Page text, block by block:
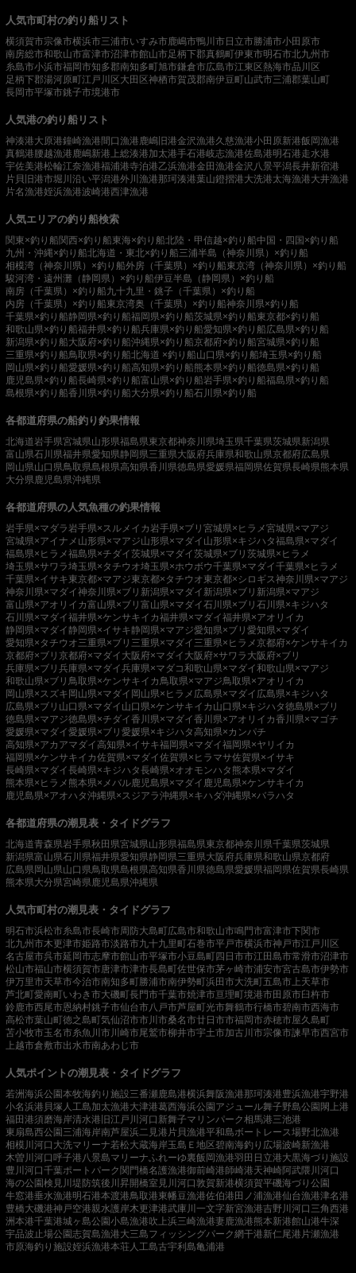
人気市町村の釣り船リスト
横須賀市宗像市横浜市三浦市いすみ市鹿嶋市鴨川市 日立市勝浦市小田原市
南房総市和歌山市富津市沼津市館山市足柄下郡真鶴町伊東市明石市北九州市
糸島市小浜市福岡市知多郡南知多町旭市鎌倉市広島市江東区熱海市品川区
足柄下郡湯河原町江戸川区 大田区神栖市賀茂郡南伊豆町山武市三浦郡葉山町
長岡市平塚市銚子市境港市
人気港の釣り船リスト
神湊港大原港鐘崎漁港 間口漁港鹿嶋旧港金沢漁港久慈漁港小田原新港飯岡漁港
真鶴港 腰越漁港鹿嶋新港 上総湊港加太港手石港岐志漁港佐島港明石港走水港
宇佐美港松輪江奈漁港福浦港寺泊港乙浜漁港金田漁港金沢八景平潟長井新宿港
片貝旧港市堀川沿い平潟港外川漁港那珂湊港葉山鐙摺港大洗港太海漁港大井漁港
片名漁港姪浜漁港波崎港西津漁港
人気エリアの釣り船検索
関東×釣り船関西×釣り船東海×釣り船北陸・甲信越×釣り船中国・四国×釣り船
九州・沖縄×釣り船北海道・東北×釣り船三浦半島（神奈川県）×釣り船
相模湾（神奈川県）×釣り船外房（千葉県）×釣り船東京湾（神奈川県）×釣り船
駿河湾・遠州灘（静岡県）×釣り船伊豆半島（静岡県）×釣り船
南房（千葉県）×釣り船九十九里・銚子（千葉県）×釣り船
内房（千葉県）×釣り船東京湾奥（千葉県）×釣り船神奈川県×釣り船
千葉県×釣り船静岡県×釣り船福岡県×釣り船茨城県×釣り船東京都×釣り船
和歌山県×釣り船福井県×釣り船兵庫県×釣り船愛知県×釣り船広島県×釣り船
新潟県×釣り船大阪府×釣り船沖縄県×釣り船京都府×釣り船宮城県×釣り船
三重県×釣り船鳥取県×釣り船北海道 ×釣り船山口県×釣り船埼玉県×釣り船
岡山県×釣り船愛媛県×釣り船高知県×釣り船熊本県×釣り船徳島県×釣り船
鹿児島県×釣り船長崎県×釣り船富山県×釣り船岩手県×釣り船福島県×釣り船
島根県×釣り船香川県×釣り船大分県×釣り船石川県×釣り船
各都道府県の船釣り釣果情報
北海道岩手県宮城県山形県福島県東京都神奈川県埼玉県千葉県茨城県新潟県
富山県石川県福井県愛知県静岡県三重県大阪府兵庫県和歌山県京都府広島県
岡山県山口県鳥取県島根県高知県香川県徳島県愛媛県福岡県佐賀県長崎県熊本県
大分県鹿児島県沖縄県
各都道府県の人気魚種の釣果情報
岩手県×マダラ岩手県×スルメイカ岩手県×ブリ 宮城県×ヒラメ宮城県×マアジ
宮城県×アイナメ 山形県×マアジ山形県×マダイ 山形県×キジハタ福島県×マダイ
福島県×ヒラメ福島県×チダイ茨城県×マダイ茨城県×ブリ 茨城県×ヒラメ
埼玉県×サワラ埼玉県×タチウオ埼玉県×ホウボウ千葉県×マダイ千葉県×ヒラメ
千葉県×イサキ東京都×マアジ東京都×タチウオ東京都×シロギス神奈川県×マアジ
神奈川県×マダイ神奈川県×ブリ 新潟県×マダイ 新潟県×ブリ 新潟県×マアジ
富山県×アオリイカ富山県×ブリ 富山県×マダイ石川県×ブリ 石川県×キジハタ
石川県×マダイ福井県×ケンサキイカ福井県×マダイ福井県×アオリイカ
静岡県×マダイ 静岡県×イサキ静岡県×マアジ愛知県×ブリ 愛知県×マダイ
愛知県×タチウオ三重県×ブリ 三重県×マダイ 三重県×ヒラメ京都府×ケンサキイカ
京都府×ブリ 京都府×マダイ 大阪府×マダイ 大阪府×サワラ 大阪府×ブリ
兵庫県×ブリ 兵庫県×マダイ兵庫県×マダコ和歌山県×マダイ和歌山県×マアジ
和歌山県×ブリ 鳥取県×ケンサキイカ鳥取県×マアジ鳥取県×アオリイカ
岡山県×スズキ 岡山県×マダイ 岡山県×ヒラメ 広島県×マダイ 広島県×キジハタ
広島県×ブリ 山口県×マダイ 山口県×ケンサキイカ 山口県×キジハタ徳島県×ブリ
徳島県×マアジ徳島県×チダイ香川県×マダイ香川県×アオリイカ香川県×マゴチ
愛媛県×マダイ愛媛県×ブリ 愛媛県×キジハタ高知県×カンパチ
高知県×アカアマダイ高知県×イサキ福岡県×マダイ福岡県×ヤリイカ
福岡県×ケンサキイカ佐賀県×マダイ佐賀県×ヒラマサ佐賀県×イサキ
長崎県×マダイ長崎県×キジハタ長崎県×オオモンハタ 熊本県×マダイ
熊本県×ヒラメ 熊本県×メバル鹿児島県×マダイ 鹿児島県×ケンサキイカ
鹿児島県×アオハタ沖縄県×スジアラ沖縄県×キハダ沖縄県×バラハタ
各都道府県の潮見表・タイドグラフ
北海道青森県岩手県秋田県宮城県山形県福島県東京都神奈川県千葉県茨城県
新潟県富山県石川県福井県愛知県静岡県三重県大阪府兵庫県和歌山県京都府
広島県岡山県山口県鳥取県島根県高知県香川県徳島県愛媛県福岡県佐賀県長崎県
熊本県大分県宮崎県鹿児島県沖縄県
人気市町村の潮見表・タイドグラフ
明石市浜松市糸島市長崎市周防大島町広島市和歌山市鳴門市富津市下関市
北九州市木更津市姫路市淡路市九十九里町石巻市平戸市横浜市神戸市江戸川区
名古屋市呉市延岡市志摩市館山市平塚市小豆島町四日市市江田島市常滑市沼津市
松山市福山市横須賀市唐津市津市長島町佐世保市茅ヶ崎市浦安市宮古島市伊勢市
伊万里市天草市今治市南知多町勝浦市南伊勢町浜田市大洗町五島市 上天草市
芦北町愛南町いわき市大磯町長門市千葉市焼津市亘理町境港市田原市臼杵市
鈴鹿市西尾市恩納村銚子市仙台市八戸市芦屋町光市舞鶴市行橋市碧南市西海市
高松市葉山町徳之島町気仙沼市市川市桑名市廿日市市福岡市赤穂市屋久島町
苫小牧市玉名市糸魚川市川崎市尾鷲市柳井市宇土市加古川市宗像市諫早市西宮市
上越市倉敷市出水市南あわじ市
人気ポイントの潮見表・タイドグラフ
若洲海浜公園本牧海釣り施設三番瀬鹿島港横浜舞阪漁港那珂湊港豊浜漁港宇野港
小名浜港 貝塚人工島加太漁港大津港葛西海浜公園 アジュール舞子野島公園 閖上港
福田港須磨海岸清水港 旧江戸川河口 新舞子マリンパーク相馬港三池港
東扇島西公園 三浦海岸南芦屋浜二見港 片貝漁港平和島ボートレース場野北漁港
相模川河口 大洗マリーナ若松大蔵海岸玉島Ｅ地区碧南海釣り広場波崎新漁港
木曽川河口呼子港八景島マリーナふれーゆ裏飯岡漁港羽田 日立港大黒海づり施設
豊川河口千葉ポートパーク 関門橋名護漁港御前崎港師崎港天神崎 阿武隈川河口
海の公園検見川堤防筑後川昇開橋室見川河口敦賀新港横須賀平磯海づり公園
牛窓港垂水漁港明石港本渡港鳥取港東幡豆漁港佐伯港 田ノ浦漁港仙台漁港津名港
豊橋大磯港神戸空港親水護岸木更津港武庫川一文字新宮漁港吉野川河口 三角西港
洲本港千葉港城ヶ島公園小島漁港吹上浜三崎漁港妻鹿漁港熊本新港館山港牛深
宇品波止場公園志賀島漁港大三島フィッシングパーク網干港新仁尾港 片瀬漁港
市原海釣り施設姪浜漁港本荘人工島古宇利島亀浦港